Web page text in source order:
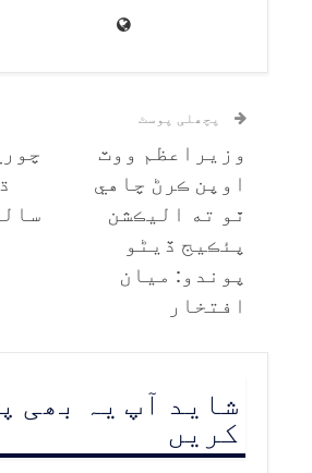
پچھلی پوسٹ
وزيراعظم ووٽ
اوپن ڪرڻ چاهي
ٿو ته اليڪشن
پئڪيج ڏيڻو
پوندو: ميان
افتخار
شاید آپ یہ بھی
کریں